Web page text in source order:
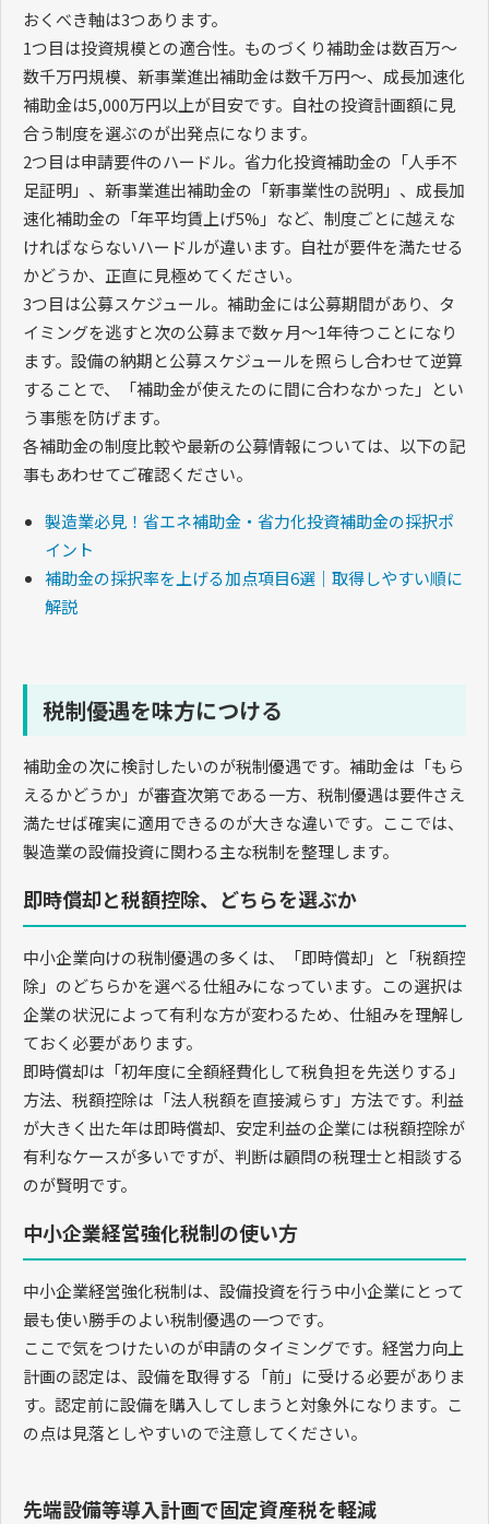
おくべき軸は3つあります。
1つ目は投資規模との適合性。ものづくり補助金は数百万〜
数千万円規模、新事業進出補助金は数千万円〜、成長加速化
補助金は5,000万円以上が目安です。自社の投資計画額に見
合う制度を選ぶのが出発点になります。
2つ目は申請要件のハードル。省力化投資補助金の「人手不
足証明」、新事業進出補助金の「新事業性の説明」、成長加
速化補助金の「年平均賃上げ5%」など、制度ごとに越えな
ければならないハードルが違います。自社が要件を満たせる
かどうか、正直に見極めてください。
3つ目は公募スケジュール。補助金には公募期間があり、タ
イミングを逃すと次の公募まで数ヶ月〜1年待つことになり
ます。設備の納期と公募スケジュールを照らし合わせて逆算
することで、「補助金が使えたのに間に合わなかった」とい
う事態を防げます。
各補助金の制度比較や最新の公募情報については、以下の記
事もあわせてご確認ください。
製造業必見！省エネ補助金・省力化投資補助金の採択ポ
イント
補助金の採択率を上げる加点項目6選｜取得しやすい順に
解説
税制優遇を味方につける
補助金の次に検討したいのが税制優遇です。補助金は「もら
えるかどうか」が審査次第である一方、税制優遇は要件さえ
満たせば確実に適用できるのが大きな違いです。ここでは、
製造業の設備投資に関わる主な税制を整理します。
即時償却と税額控除、どちらを選ぶか
中小企業向けの税制優遇の多くは、「即時償却」と「税額控
除」のどちらかを選べる仕組みになっています。この選択は
企業の状況によって有利な方が変わるため、仕組みを理解し
ておく必要があります。
即時償却は「初年度に全額経費化して税負担を先送りする」
方法、税額控除は「法人税額を直接減らす」方法です。利益
が大きく出た年は即時償却、安定利益の企業には税額控除が
有利なケースが多いですが、判断は顧問の税理士と相談する
のが賢明です。
中小企業経営強化税制の使い方
中小企業経営強化税制は、設備投資を行う中小企業にとって
最も使い勝手のよい税制優遇の一つです。
ここで気をつけたいのが申請のタイミングです。経営力向上
計画の認定は、設備を取得する「前」に受ける必要がありま
す。認定前に設備を購入してしまうと対象外になります。こ
の点は見落としやすいので注意してください。
先端設備等導入計画で固定資産税を軽減